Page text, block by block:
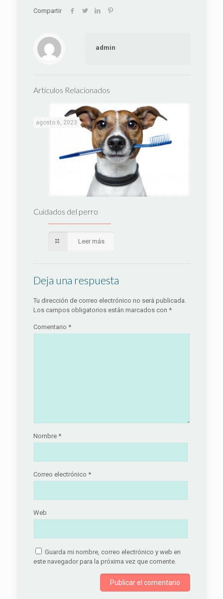
Compartir
admin
Artículos Relacionados
agosto 6, 2023
Cuidados del perro
Leer más
Deja una respuesta
Tu dirección de correo electrónico no será publicada.
Los campos obligatorios están marcados con *
Comentario *
Nombre *
Correo electrónico *
Web
Guarda mi nombre, correo electrónico y web en
este navegador para la próxima vez que comente.